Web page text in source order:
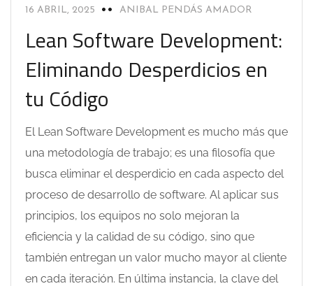
16 ABRIL, 2025 ANIBAL PENDÁS AMADOR
Lean Software Development:
Eliminando Desperdicios en
tu Código
El Lean Software Development es mucho más que
una metodología de trabajo; es una filosofía que
busca eliminar el desperdicio en cada aspecto del
proceso de desarrollo de software. Al aplicar sus
principios, los equipos no solo mejoran la
eficiencia y la calidad de su código, sino que
también entregan un valor mucho mayor al cliente
en cada iteración. En última instancia, la clave del